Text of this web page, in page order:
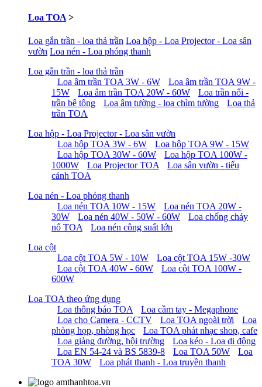
Loa TOA >
Loa gắn trần - loa thả trần Loa hộp - Loa Projector - Loa sân
vườn Loa nén - Loa phóng thanh
Loa gắn trần - loa thả trần
Loa âm trần TOA 3W - 6W
Loa âm trần TOA 9W -
15W
Loa âm trần TOA 20W - 60W
Loa trần nổi -
trần bê tông
Loa âm tường - loa chìm tường
Loa thả
trần TOA
Loa hộp - Loa Projector - Loa sân vườn
Loa hộp TOA 3W - 6W
Loa hộp TOA 9W - 15W
Loa hộp TOA 30W - 60W
Loa hộp TOA 100W -
1000W
Loa Projector TOA
Loa sân vườn - tiểu
cảnh TOA
Loa nén - Loa phóng thanh
Loa nén TOA 10W - 15W
Loa nén TOA 20W -
30W
Loa nén 40W - 50W - 60W
Loa chống cháy
nổ TOA
Loa nén công suất lớn
Loa cột
Loa cột TOA 5W - 10W
Loa cột TOA 15W -30W
Loa cột TOA 40W - 60W
Loa cột TOA 100W -
600W
Loa TOA theo ứng dụng
Loa thông báo TOA
Loa cầm tay - Megaphone
Loa cho Camera - CCTV
Loa TOA ngoài trời
Loa
phòng họp, phòng học
Loa TOA phát nhạc shop, cafe
Loa giảng đường, hội trường
Loa kéo - Loa di động
Loa EN 54-24 và BS 5839-8
Loa TOA 50W
Loa
TOA 30W
Loa phát thanh - Loa truyền thanh